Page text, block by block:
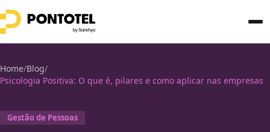
Home/Blog/
Psicologia Positiva: O que é, pilares e como aplicar nas empresas
Gestão de Pessoas